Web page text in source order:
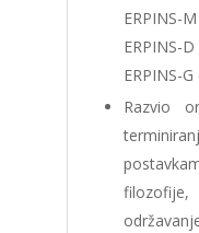
ERPINS-
Razvio